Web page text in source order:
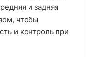
и задняя
чтобы
и контроль при